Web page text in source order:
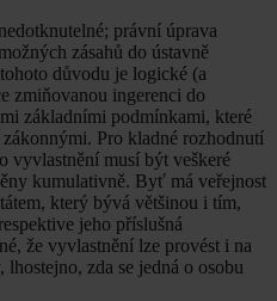
právní úprava
zásahů do ústavně
důvodu je logické (a
zmiňovanou ingerenci do
základními podmínkami, které
Pro kladné rozhodnutí
vyvlastnění musí být veškeré
kumulativně. Byť má veřejnost
který bývá většinou i tím,
jeho příslušná
že vyvlastnění lze provést i na
zda se jedná o osobu